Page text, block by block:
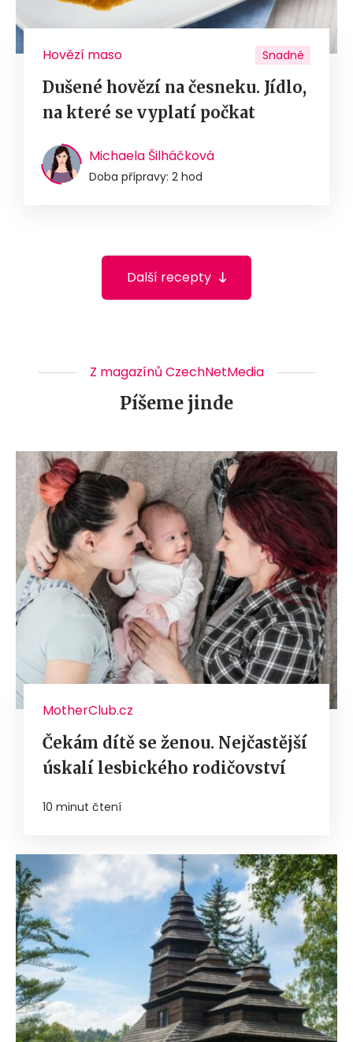
Hovězí maso Snadné
Dušené hovězí na česneku. Jídlo,
na které se vyplatí počkat
Michaela Šilháčková
Doba přípravy: 2 hod
Další recepty
Z magazínů CzechNetMedia
Píšeme jinde
MotherClub.cz
Čekám dítě se ženou. Nejčastější
úskalí lesbického rodičovství
10 minut čtení